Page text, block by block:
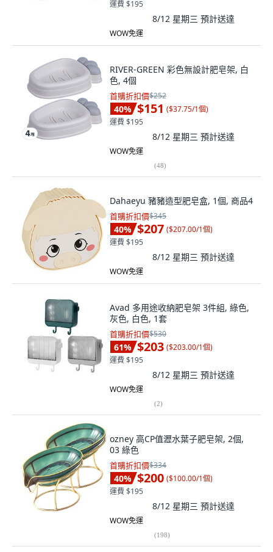
運費 $195
8/12 星期三 預計送達
WOW免運
RIVER-GREEN 彩色無設計肥皂架, 白
色, 4個
首購折扣價$252
40% $151 ($37.75/1個)
運費 $195
8/12 星期三 預計送達
WOW免運
(48)
Dahaeyu 豬豬造型肥皂盒, 1個, 商品4
首購折扣價$345
40% $207 ($207.00/1個)
運費 $195
8/12 星期三 預計送達
WOW免運
Avad 多用途收納肥皂架 3件組, 綠色,
灰色, 白色, 1套
首購折扣價$530
61% $203 ($203.00/1個)
運費 $195
8/12 星期三 預計送達
WOW免運
(2)
ozney 高CP值瀝水葉子肥皂架, 2個,
03 綠色
首購折扣價$334
40% $200 ($100.00/1個)
運費 $195
8/12 星期三 預計送達
WOW免運
(198)